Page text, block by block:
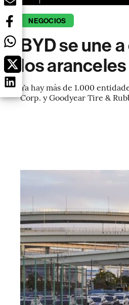
NEGOCIOS
BYD se une
los
Ya hay más de 1.000
Corp. y Goodyear Tire &